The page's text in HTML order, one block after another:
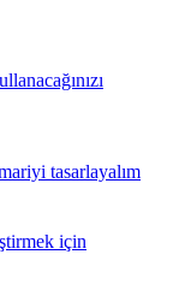
tasarlayalım
için